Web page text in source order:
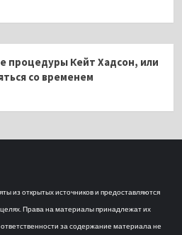
процедуры Кейт Хадсон, или
со временем
из открытых источников и предоставляются
Права на материалы принадлежат их
за содержание материала не